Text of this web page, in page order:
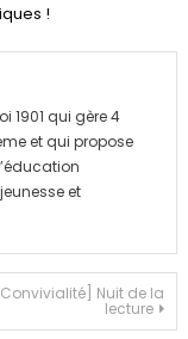
!
1901 qui gère 4
et qui propose
et
[Convivialité] Nuit de la
lecture